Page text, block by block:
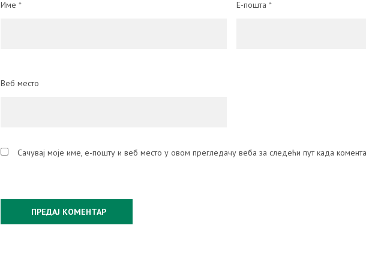
Име * Е-пошта *
Веб место
Сачувај моје име, е-пошту и веб место у овом прегледачу веба за следећи пут када